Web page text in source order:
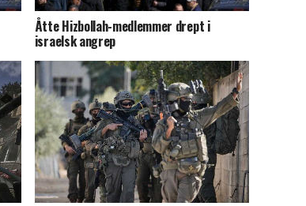
Åtte Hizbollah-medlemmer drept i
israelsk angrep